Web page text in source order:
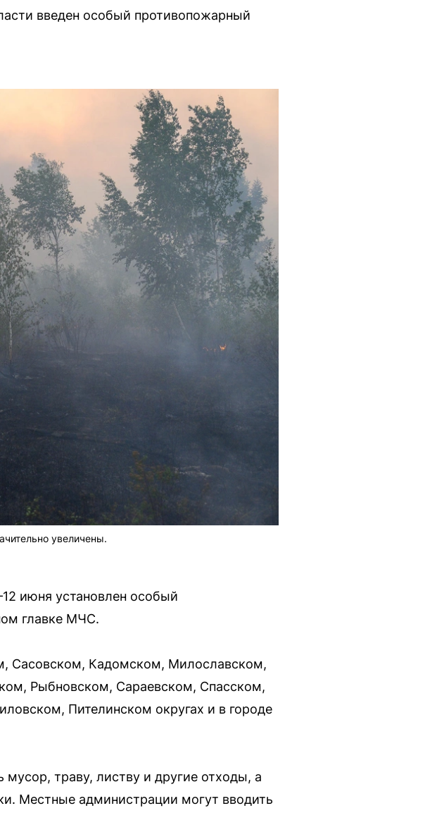
введен особый противопожарный
увеличены.
июня установлен особый
главке МЧС.
Сасовском, Кадомском, Милославском,
Рыбновском, Сараевском, Спасском,
Пителинском округах и в городе
траву, листву и другие отходы, а
Местные администрации могут вводить